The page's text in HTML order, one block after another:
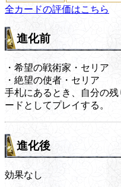
全カードの評価はこちら
進化前
・希望の戦術家・セリア
・絶望の使者・セリア
手札にあるとき、自分の残
ードとしてプレイする。
進化後
効果なし